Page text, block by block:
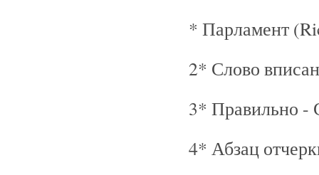
* Парламент
2* Слово
3* Правильно -
4* Абзац